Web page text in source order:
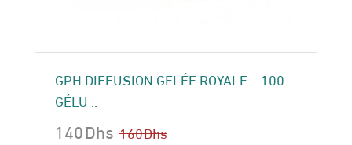
GPH DIFFUSION GELÉE ROYALE – 100
GÉLU ..
160Dhs
140Dhs